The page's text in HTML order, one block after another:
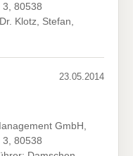
80538
Klotz, Stefan,
23.05.2014
GmbH,
80538